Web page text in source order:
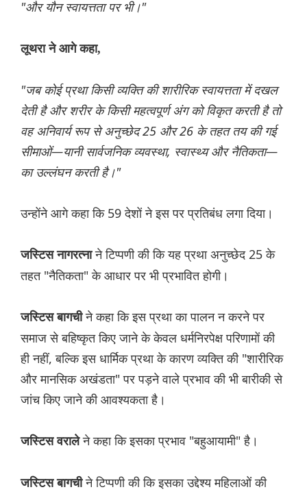
"और यौन स्वायत्तता पर भी।"
लूथरा ने आगे कहा,
"जब कोई प्रथा किसी व्यक्ति की शारीरिक स्वायत्तता में दखल
देती है और शरीर के किसी महत्वपूर्ण अंग को विकृत करती है तो
वह अनिवार्य रूप से अनुच्छेद 25 और 26 के तहत तय की गई
सीमाओं—यानी सार्वजनिक व्यवस्था, स्वास्थ्य और नैतिकता—
का उल्लंघन करती है।"
उन्होंने आगे कहा कि 59 देशों ने इस पर प्रतिबंध लगा दिया।
जस्टिस नागरत्नाने टिप्पणी की कि यह प्रथा अनुच्छेद 25 के
तहत "नैतिकता" के आधार पर भी प्रभावित होगी।
जस्टिस बागचीने कहा कि इस प्रथा का पालन न करने पर
समाज से बहिष्कृत किए जाने के केवल धर्मनिरपेक्ष परिणामों की
ही नहीं, बल्कि इस धार्मिक प्रथा के कारण व्यक्ति की "शारीरिक
और मानसिक अखंडता" पर पड़ने वाले प्रभाव की भी बारीकी से
जांच किए जाने की आवश्यकता है।
जस्टिस वरालेने कहा कि इसका प्रभाव "बहुआयामी" है।
जस्टिस बागचीने टिप्पणी की कि इसका उद्देश्य महिलाओं की